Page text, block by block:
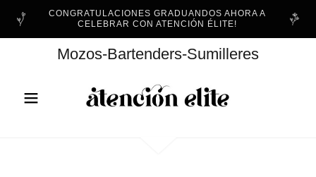
CONGRATULACIONES GRADUANDOS AHORA A
CELEBRAR CON ATENCIÓN ÉLITE!
Mozos-Bartenders-Sumilleres